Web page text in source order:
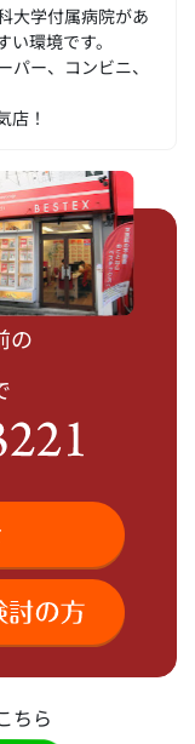
大学付属病院があ
環境です。
ー、コンビニ、
店！
の
ちら